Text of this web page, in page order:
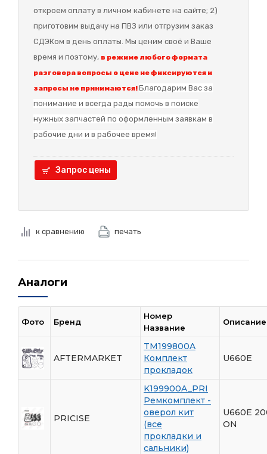
откроем оплату в личном кабинете на сайте; 2)
приготовим выдачу на ПВЗ или отгрузим заказ
СДЭКом в день оплаты. Мы ценим своё и Ваше
время и поэтому, в режиме любого формата
разговора вопросы о цене не фиксируются и
запросы не принимаются!Благодарим Вас за
понимание и всегда рады помочь в поиске
нужных запчастей по оформленным заявкам в
рабочие дни и в рабочее время!
Запрос цены
к сравнению печать
Аналоги
Фото Бренд
Номер
Название
Описание
AFTERMARKET
TM199800A
Комплект
прокладок
U660E
PRICISE
K199900A_PRI
Ремкомплект -
оверол кит
(все
прокладки и
сальники)
U660E
ON